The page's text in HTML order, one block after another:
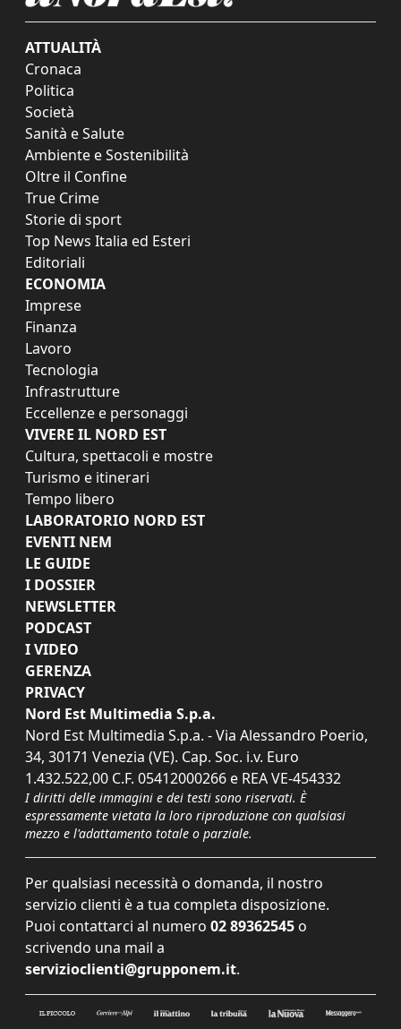
ATTUALITÀ
Cronaca
Politica
Società
Sanità e Salute
Ambiente e Sostenibilità
Oltre il Confine
True Crime
Storie di sport
Top News Italia ed Esteri
Editoriali
ECONOMIA
Imprese
Finanza
Lavoro
Tecnologia
Infrastrutture
Eccellenze e personaggi
VIVERE IL NORD EST
Cultura, spettacoli e mostre
Turismo e itinerari
Tempo libero
LABORATORIO NORD EST
EVENTI NEM
LE GUIDE
I DOSSIER
NEWSLETTER
PODCAST
I VIDEO
GERENZA
PRIVACY
Nord Est Multimedia S.p.a.
Nord Est Multimedia S.p.a. - Via Alessandro Poerio,
34, 30171 Venezia (VE). Cap. Soc. i.v. Euro
1.432.522,00 C.F. 05412000266 e REA VE-454332
I diritti delle immagini e dei testi sono riservati. È
espressamente vietata la loro riproduzione con qualsiasi
mezzo e l'adattamento totale o parziale.
Per qualsiasi necessità o domanda, il nostro
servizio clienti è a tua completa disposizione.
Puoi contattarci al numero 02 89362545 o
scrivendo una mail a
servizioclienti@grupponem.it.